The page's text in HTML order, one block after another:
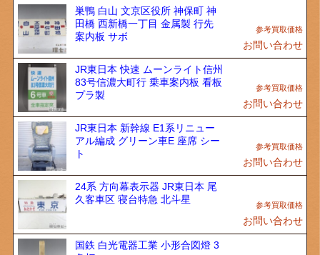
巣鴨 白山 文京区役所 神保町 神
田橋 西新橋一丁目 金属製 行先
案内板 サボ
お問い合わせ
JR東日本 快速 ムーンライト信州
83号信濃大町行 乗車案内板 看板
プラ製
お問い合わせ
JR東日本 新幹線 E1系リニュー
アル編成 グリーン車E 座席 シー
ト
お問い合わせ
24系 方向幕表示器 JR東日本 尾
久客車区 寝台特急 北斗星
お問い合わせ
国鉄 白光電器工業 小形合図燈 3